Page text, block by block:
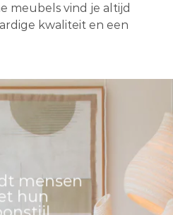
meubels vind je altijd
kwaliteit en een
mensen
hun